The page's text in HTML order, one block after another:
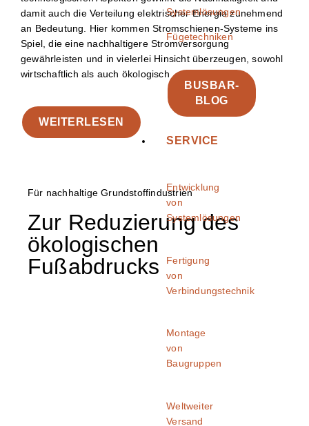
Systemlösungen
Fügetechniken
BUSBAR-
BLOG
SERVICE
Entwicklung
von
Systemlösungen
Fertigung
von
Verbindungstechnik
Montage
von
Baugruppen
Weltweiter
Versand
damit auch die Verteilung elektrischer Energie zunehmend
an Bedeutung. Hier kommen Stromschienen-Systeme ins
Spiel, die eine nachhaltigere Stromversorgung
gewährleisten und in vielerlei Hinsicht überzeugen, sowohl
wirtschaftlich als auch ökologisch.
WEITERLESEN
Für nachhaltige Grundstoffindustrien
Zur Reduzierung des
ökologischen
Fußabdrucks